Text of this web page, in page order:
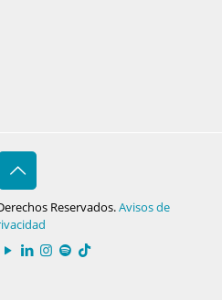
Reservados.Avisos de